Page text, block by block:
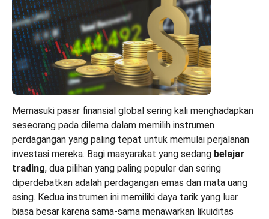
Memasuki pasar finansial global sering kali menghadapkan
seseorang pada dilema dalam memilih instrumen
perdagangan yang paling tepat untuk memulai perjalanan
investasi mereka. Bagi masyarakat yang sedang belajar
trading, dua pilihan yang paling populer dan sering
diperdebatkan adalah perdagangan emas dan mata uang
asing. Kedua instrumen ini memiliki daya tarik yang luar
biasa besar karena sama-sama menawarkan likuiditas